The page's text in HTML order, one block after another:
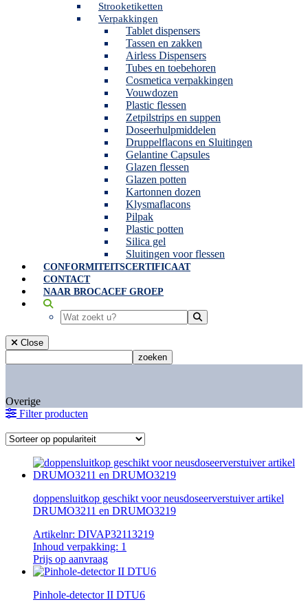
Strooketiketten
Verpakkingen
Tablet dispensers
Tassen en zakken
Airless Dispensers
Tubes en toebehoren
Cosmetica verpakkingen
Vouwdozen
Plastic flessen
Zetpilstrips en suppen
Doseerhulpmiddelen
Druppelflacons en Sluitingen
Gelantine Capsules
Glazen flessen
Glazen potten
Kartonnen dozen
Klysmaflacons
Pilpak
Plastic potten
Silica gel
Sluitingen voor flessen
CONFORMITEITSCERTIFICAAT
CONTACT
NAAR BROCACEF GROEP
Close
Overige
Filter producten
doppensluitkop geschikt voor neusdoseerverstuiver artikel
DRUMO3211 en DRUMO3219
Artikelnr: DIVAP32113219
Inhoud verpakking: 1
Prijs op aanvraag
Pinhole-detector II DTU6